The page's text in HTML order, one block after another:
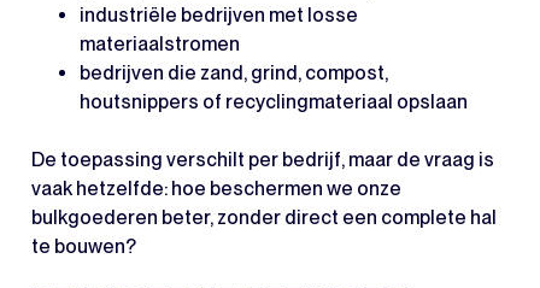
industriële bedrijven met losse
materiaalstromen
bedrijven die zand, grind, compost,
houtsnippers of recyclingmateriaal opslaan
De toepassing verschilt per bedrijf, maar de vraag is
vaak hetzelfde: hoe beschermen we onze
bulkgoederen beter, zonder direct een complete hal
te bouwen?